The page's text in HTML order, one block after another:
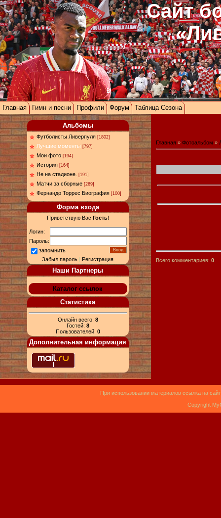
Сайт
Главная Гимн и песни Профили Форум Таблица Сезона
Альбомы
Футболисты Ливерпуля [1802]
Лучшие моменты [797]
Мои фото [194]
История [164]
Не на стадионе. [191]
Матчи за сборные [269]
Фернандо Торрес Биография [100]
Форма входа
Приветствую Вас Гость!
Логин:
Пароль:
запомнить
Забыл пароль |Регистрация
Наши Партнеры
Каталог ссылок
Статистика
Онлайн всего: 8
Гостей: 8
Пользователей: 0
Дополнительная информация
Главная » Фотоальбом »
Всего комментариев: 0
При использовании материалов ссылка на
Copyright